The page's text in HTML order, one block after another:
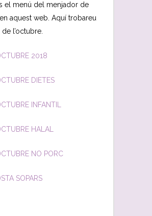
el menú del menjador de
en aquest web. Aquí trobareu
l’octubre.
2018
DIETES
INFANTIL
HALAL
NO PORC
SOPARS